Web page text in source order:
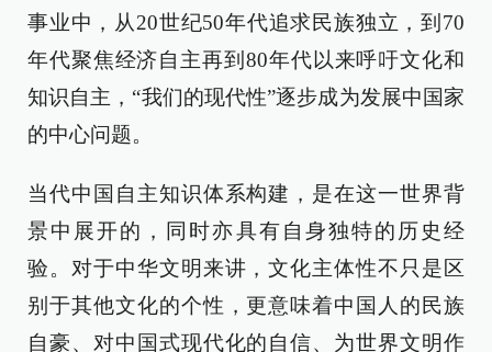
事业中，从20世纪50年代追求民族独立，到70
年代聚焦经济自主再到80年代以来呼吁文化和
知识自主，“我们的现代性”逐步成为发展中国家
的中心问题。
当代中国自主知识体系构建，是在这一世界背
景中展开的，同时亦具有自身独特的历史经
验。对于中华文明来讲，文化主体性不只是区
别于其他文化的个性，更意味着中国人的民族
自豪、对中国式现代化的自信、为世界文明作